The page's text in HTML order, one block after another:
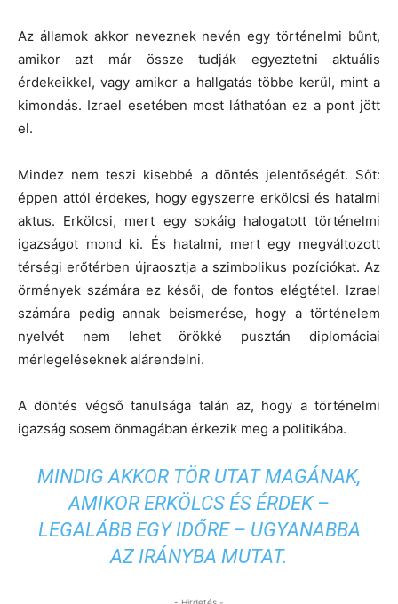
Az államok akkor neveznek nevén egy történelmi bűnt,
amikor azt már össze tudják egyeztetni aktuális
érdekeikkel, vagy amikor a hallgatás többe kerül, mint a
kimondás. Izrael esetében most láthatóan ez a pont jött
el.
Mindez nem teszi kisebbé a döntés jelentőségét. Sőt:
éppen attól érdekes, hogy egyszerre erkölcsi és hatalmi
aktus. Erkölcsi, mert egy sokáig halogatott történelmi
igazságot mond ki. És hatalmi, mert egy megváltozott
térségi erőtérben újraosztja a szimbolikus pozíciókat. Az
örmények számára ez késői, de fontos elégtétel. Izrael
számára pedig annak beismerése, hogy a történelem
nyelvét nem lehet örökké pusztán diplomáciai
mérlegeléseknek alárendelni.
A döntés végső tanulsága talán az, hogy a történelmi
igazság sosem önmagában érkezik meg a politikába.
MINDIG AKKOR TÖR UTAT MAGÁNAK,
AMIKOR ERKÖLCS ÉS ÉRDEK –
LEGALÁBB EGY IDŐRE – UGYANABBA
AZ IRÁNYBA MUTAT.